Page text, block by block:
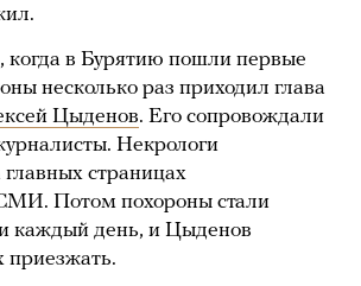
когда в Бурятию пошли первые
несколько раз приходил глава
Цыденов. Его сопровождали
Некрологи
страницах
Потом похороны стали
каждый день, и Цыденов
приезжать.